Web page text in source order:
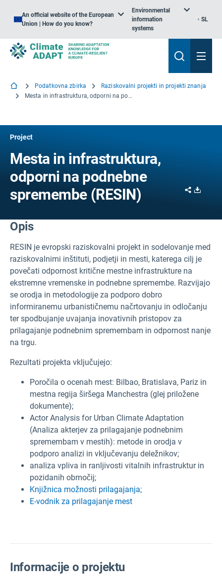
An official website of the European
Union | How do you know?
Environmental
information
systems
SL
Podatkovna zbirka
Raziskovalni projekti in projekti znanja
Mesta in infrastruktura, odporni na podnebne spremembe
Project
Mesta in infrastruktura,
odporni na podnebne
spremembe (RESIN)
Share
Opis
RESIN je evropski raziskovalni projekt in sodelovanje med
raziskovalnimi inštituti, podjetji in mesti, katerega cilj je
povečati odpornost kritične mestne infrastrukture na
ekstremne vremenske in podnebne spremembe. Razvijajo
se orodja in metodologije za podporo dobro
informiranemu urbanističnemu načrtovanju in odločanju
ter spodbujanje uvajanja inovativnih pristopov za
prilagajanje podnebnim spremembam in odpornost nanje
na trgu.
Rezultati projekta vključujejo:
Poročila o ocenah mest: Bilbao, Bratislava, Pariz in
mestna regija širšega Manchestra (glej priložene
dokumente);
Actor Analysis for Urban Climate Adaptation
(Analiza akterjev za prilagajanje podnebnim
spremembam v mestih): metode in orodja v
podporo analizi in vključevanju deležnikov;
analiza vpliva in ranljivosti vitalnih infrastruktur in
pozidanih območij;
Knjižnica možnosti prilagajanja;
E-vodnik za prilagajanje mest
Informacije o projektu